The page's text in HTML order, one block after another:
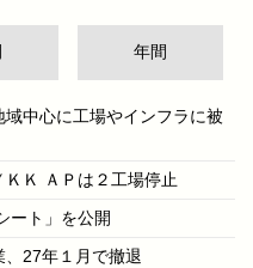
年間
中心に工場やインフラに被
Ｋ ＡＰは２工場停止
ート」を公開
27年１月で撤退